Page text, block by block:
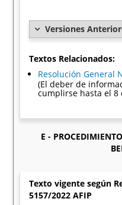
Versiones
Textos Relacionados:
Resolución General
(El deber de
cumplirse hasta el 8
E -
Texto vigente según
5157/2022 AFIP